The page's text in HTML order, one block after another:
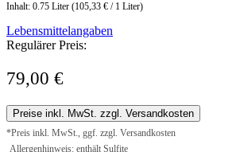
Inhalt: 0.75 Liter (105,33 € / 1 Liter)
Lebensmittelangaben
Regulärer Preis:
79,00 €
Preise inkl. MwSt. zzgl. Versandkosten
*Preis inkl. MwSt., ggf. zzgl. Versandkosten
Allergenhinweis: enthält Sulfite